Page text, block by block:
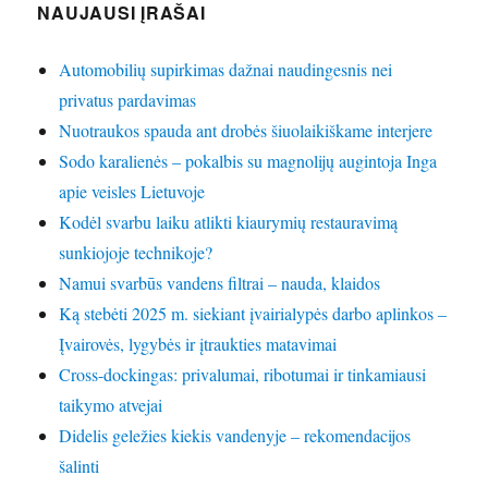
NAUJAUSI ĮRAŠAI
Automobilių supirkimas dažnai naudingesnis nei
privatus pardavimas
Nuotraukos spauda ant drobės šiuolaikiškame interjere
Sodo karalienės – pokalbis su magnolijų augintoja Inga
apie veisles Lietuvoje
Kodėl svarbu laiku atlikti kiaurymių restauravimą
sunkiojoje technikoje?
Namui svarbūs vandens filtrai – nauda, klaidos
Ką stebėti 2025 m. siekiant įvairialypės darbo aplinkos –
Įvairovės, lygybės ir įtraukties matavimai
Cross-dockingas: privalumai, ribotumai ir tinkamiausi
taikymo atvejai
Didelis geležies kiekis vandenyje – rekomendacijos
šalinti